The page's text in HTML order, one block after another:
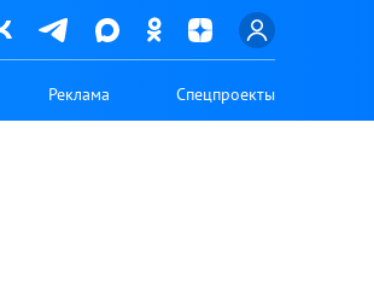
Реклама Спецпроекты